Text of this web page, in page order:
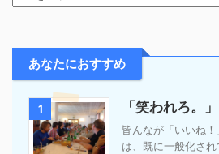
あなたにおすすめ
1 「笑われろ。
皆んなが「いいね
は、既に一般化さ